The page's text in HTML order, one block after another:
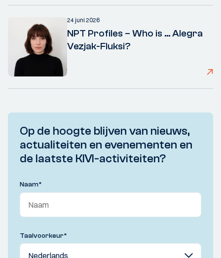
24 juni 2026
NPT Profiles – Who is ... Alegra
Vezjak-Fluksi?
Op de hoogte blijven van nieuws,
actualiteiten en evenementen en
de laatste KIVI-activiteiten?
Naam*
Taalvoorkeur*